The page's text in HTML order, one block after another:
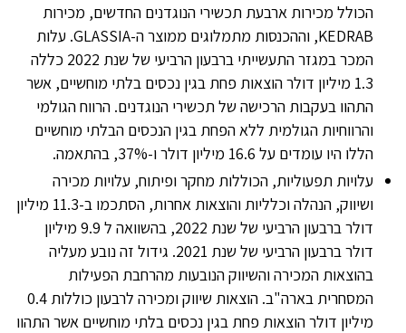
הכולל מכירות ארבעת תכשירי הנוגדנים החדשים, מכירות
KEDRAB, וההכנסות מתמלוגים ממוצר ה-GLASSIA. עלות
המכר במגזר התעשייתי ברבעון הרביעי של שנת 2022 כללה
1.3 מיליון דולר הוצאות פחת בגין נכסים בלתי מוחשיים, אשר
התהוו בעקבות הרכישה של תכשירי הנוגדנים. הרווח הגולמי
והרווחיות הגולמית ללא הפחת בגין הנכסים הבלתי מוחשיים
הללו היו עומדים על 16.6 מיליון דולר ו-37%, בהתאמה.
עלויות תפעוליות, הכוללות מחקר ופיתוח, עלויות מכירה
ושיווק, הנהלה וכלליות והוצאות אחרות, הסתכמו ב-11.3 מיליון
דולר ברבעון הרביעי של שנת 2022, בהשוואה ל 9.9 מיליון
דולר ברבעון הרביעי של שנת 2021. גידול זה נובע מעליה
בהוצאות המכירה והשיווק הנובעות מהרחבת הפעילות
המסחרית בארה"ב. הוצאות שיווק ומכירה לרבעון כוללות 0.4
מיליון דולר הוצאות פחת בגין נכסים בלתי מוחשיים אשר התהוו